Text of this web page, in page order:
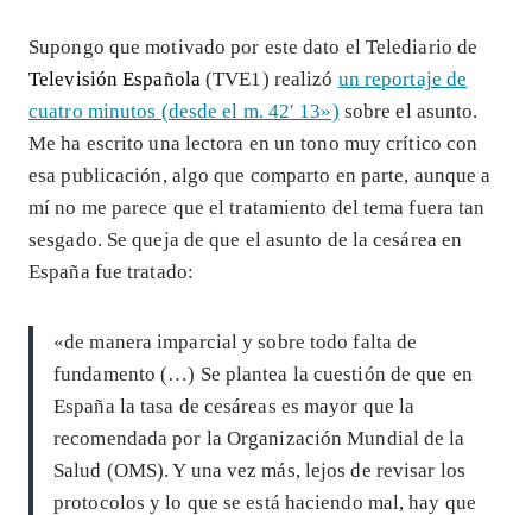
Supongo que motivado por este dato el Telediario de
Televisión Española (TVE1) realizó un reportaje de
cuatro minutos (desde el m. 42′ 13») sobre el asunto.
Me ha escrito una lectora en un tono muy crítico con
esa publicación, algo que comparto en parte, aunque a
mí no me parece que el tratamiento del tema fuera tan
sesgado. Se queja de que el asunto de la cesárea en
España fue tratado:
«de manera imparcial y sobre todo falta de
fundamento (…) Se plantea la cuestión de que en
España la tasa de cesáreas es mayor que la
recomendada por la Organización Mundial de la
Salud (OMS). Y una vez más, lejos de revisar los
protocolos y lo que se está haciendo mal, hay que